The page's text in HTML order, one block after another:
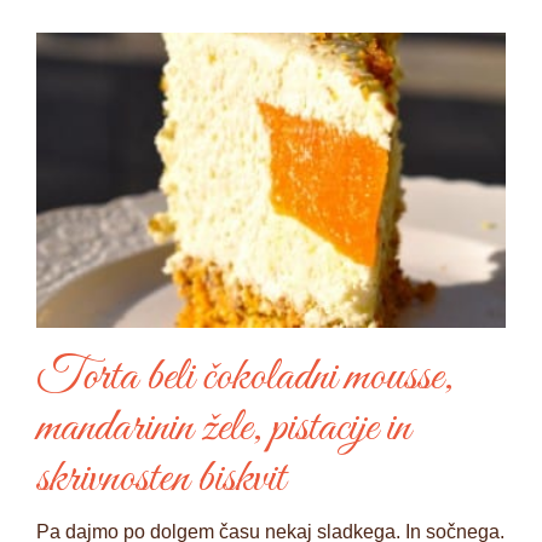
Torta beli čokoladni mousse,
mandarinin žele, pistacije in
skrivnosten biskvit
Pa dajmo po dolgem času nekaj sladkega. In sočnega.